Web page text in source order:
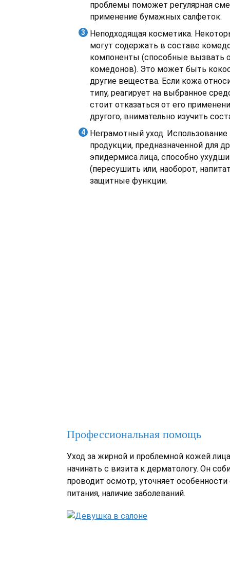
проблемы поможет регулярная
применение бумажных салфеток.
Неподходящая косметика.
могут содержать в составе
компоненты (способные вызвать
комедонов). Это может быть
другие вещества. Если кожа
типу, реагирует на выбранное
стоит отказаться от его
другого, внимательно изучить
Неграмотный уход.
продукции, предназначенной для
эпидермиса лица, способно
(пересушить или, наоборот,
защитные функции.
Профессиональная помощь
Уход за жирной и проблемной кожей
начинать с визита к дерматологу. Он
проводит осмотр, уточняет особенности
питания, наличие заболеваний.